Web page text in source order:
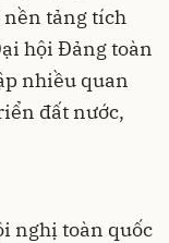
nền tảng tích
hội Đảng toàn
nhiều quan
đất nước,
nghị toàn quốc